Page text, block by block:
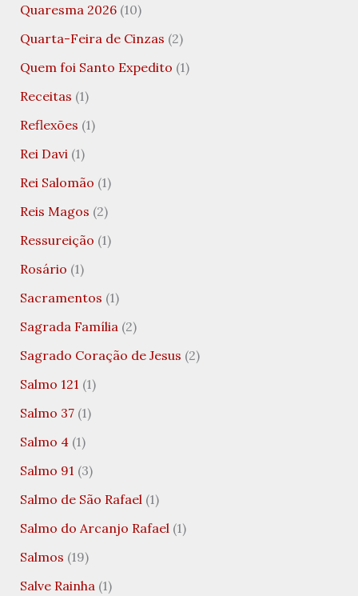
Quaresma 2026(10)
Quarta-Feira de Cinzas (2)
Quem foi Santo Expedito (1)
Receitas (1)
Reflexões (1)
Rei Davi (1)
Rei Salomão (1)
Reis Magos (2)
Ressureição (1)
Rosário (1)
Sacramentos (1)
Sagrada Família (2)
Sagrado Coração de Jesus (2)
Salmo 121 (1)
Salmo 37(1)
Salmo 4(1)
Salmo 91 (3)
Salmo de São Rafael (1)
Salmo do Arcanjo Rafael (1)
Salmos (19)
Salve Rainha (1)